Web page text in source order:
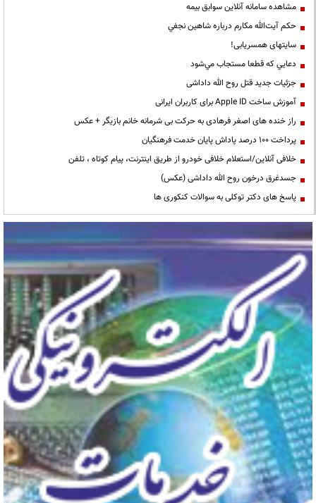
مشاهده سامانه آنلاين سوابق بیمه
حكم آيت‌الله مكارم درباره شاهين نجفي
سایتهای همسریابی!
دعايي كه قطعا مستجاب مي‌شود
جزئیات جدید قتل روح الله داداشی
آموزش ساخت Apple ID برای کاربران ایرانی
راز خنده های اصغر فرهادی به حرکت بی شرمانه خانم بازیگر + عکس
پرداخت ۱۰۰ درصد پاداش پایان خدمت فرهنگیان
خلافی آنلاین/استعلام خلافی خودرو از طریق اینترنت، پیام کوتاه ، تلفن
جسدغرق درخون روح الله داداشی (عکس)
پاسخ های دکتر توکلی به سوالات کنکوری ها